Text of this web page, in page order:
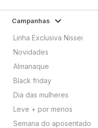
Campanhas
Linha Exclusiva Nissei
Novidades
Almanaque
Black friday
Dia das mulheres
Leve + por menos
Semana do aposentado